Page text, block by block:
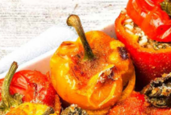
Πιπεριές γεμιστές με
κιμά
Πολύχρωμες γεμιστές πιπεριές με
και αμπελόφυλλα στο φούρνο.
φαγητό, αγαπητό από όλη την